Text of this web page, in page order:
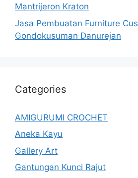
Mantrijeron Kraton
Jasa Pembuatan Furniture
Gondokusuman Danurejan
Categories
AMIGURUMI CROCHET
Aneka Kayu
Gallery Art
Gantungan Kunci Rajut